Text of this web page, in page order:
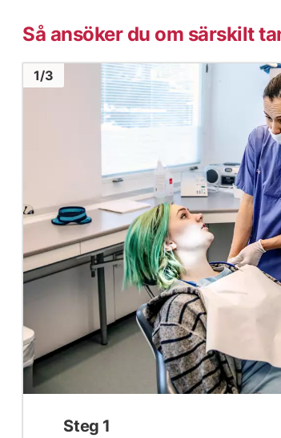
Så ansöker du om särskilt
Bild1
1/3
Steg 1